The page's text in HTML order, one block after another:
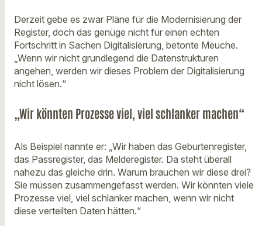
Derzeit gebe es zwar Pläne für die Modernisierung der
Register, doch das genüge nicht für einen echten
Fortschritt in Sachen Digitalisierung, betonte Meuche.
„Wenn wir nicht grundlegend die Datenstrukturen
angehen, werden wir dieses Problem der Digitalisierung
nicht lösen.“
„Wir könnten Prozesse viel, viel schlanker machen“
Als Beispiel nannte er: „Wir haben das Geburtenregister,
das Passregister, das Melderegister. Da steht überall
nahezu das gleiche drin. Warum brauchen wir diese drei?
Sie müssen zusammengefasst werden. Wir könnten viele
Prozesse viel, viel schlanker machen, wenn wir nicht
diese verteilten Daten hätten.“